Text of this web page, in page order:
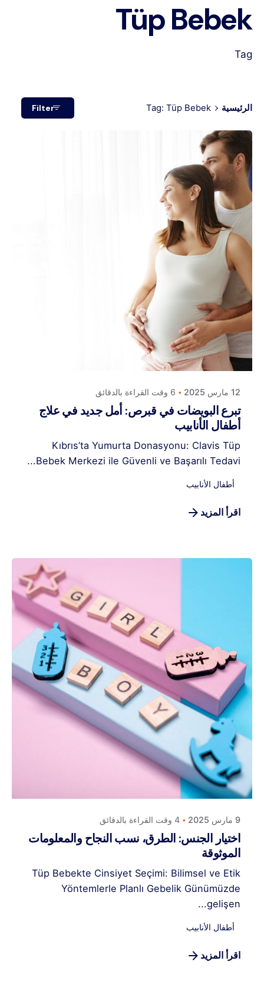
Tüp Bebek
Tag
الرئيسية Tag: Tüp Bebek
Filter
Posted by
كلافيس لأطفال الأنابيب في قبرص
12 مارس 2025 6 وقت القراءة بالدقائق
تبرع البويضات في قبرص: أمل جديد في علاج
أطفال الأنابيب
Kıbrıs’ta Yumurta Donasyonu: Clavis Tüp
Bebek Merkezi ile Güvenli ve Başarılı Tedavi...
أطفال الأنابيب
اقرأ المزيد
Posted by
كلافيس لأطفال الأنابيب في قبرص
9 مارس 2025 4 وقت القراءة بالدقائق
اختيار الجنس: الطرق، نسب النجاح والمعلومات
الموثوقة
Tüp Bebekte Cinsiyet Seçimi: Bilimsel ve Etik
Yöntemlerle Planlı Gebelik Günümüzde
gelişen...
أطفال الأنابيب
اقرأ المزيد